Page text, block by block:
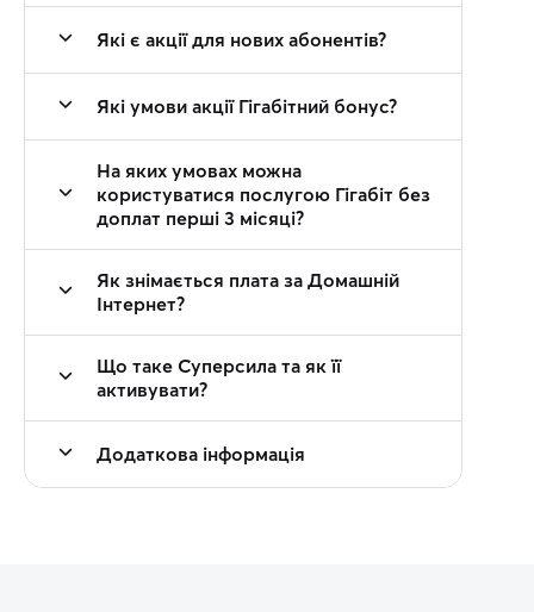
Які є акції для нових абонентів?
Які умови акції Гігабітний бонус?
На яких умовах можна
користуватися послугою Гігабіт без
доплат перші 3 місяці?
Як знімається плата за Домашній
Інтернет?
Що таке Суперсила та як її
активувати?
Додаткова інформація